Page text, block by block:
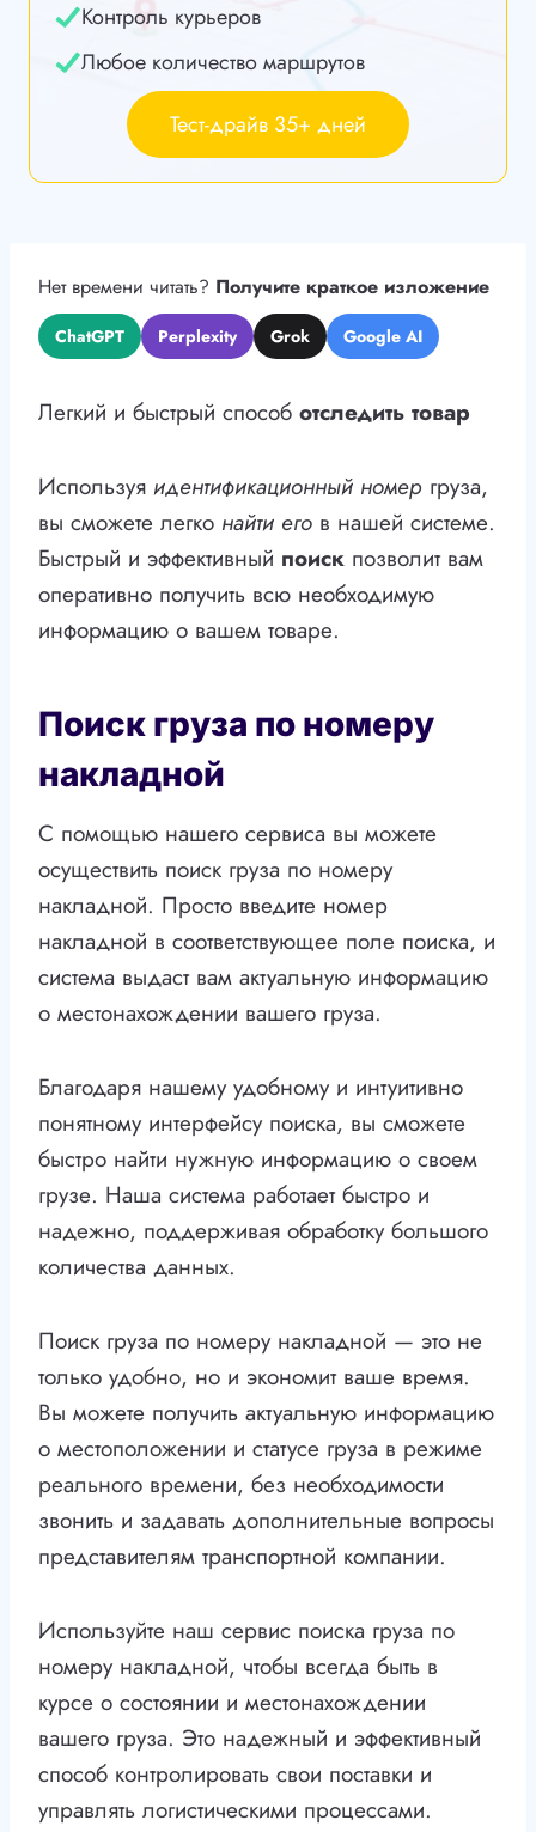
Контроль курьеров
Любое количество маршрутов
Тест-драйв 35+ дней
Нет времени читать? Получите краткое изложение
ChatGPT Perplexity Grok Google AI
Легкий и быстрый способ отследить товар
Используя идентификационный номер груза,
вы сможете легко найти его в нашей системе.
Быстрый и эффективный поиск позволит вам
оперативно получить всю необходимую
информацию о вашем товаре.
Поиск груза по номеру
накладной
С помощью нашего сервиса вы можете
осуществить поиск груза по номеру
накладной. Просто введите номер
накладной в соответствующее поле поиска, и
система выдаст вам актуальную информацию
о местонахождении вашего груза.
Благодаря нашему удобному и интуитивно
понятному интерфейсу поиска, вы сможете
быстро найти нужную информацию о своем
грузе. Наша система работает быстро и
надежно, поддерживая обработку большого
количества данных.
Поиск груза по номеру накладной — это не
только удобно, но и экономит ваше время.
Вы можете получить актуальную информацию
о местоположении и статусе груза в режиме
реального времени, без необходимости
звонить и задавать дополнительные вопросы
представителям транспортной компании.
Используйте наш сервис поиска груза по
номеру накладной, чтобы всегда быть в
курсе о состоянии и местонахождении
вашего груза. Это надежный и эффективный
способ контролировать свои поставки и
управлять логистическими процессами.